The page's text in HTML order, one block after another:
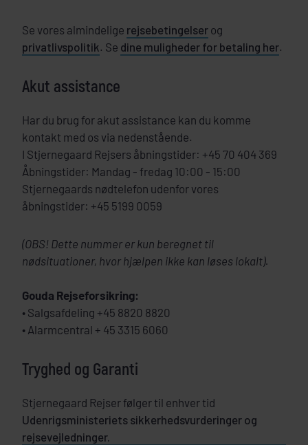
Se vores almindelige rejsebetingelser og
privatlivspolitik. Se dine muligheder for betaling her.
Akut assistance
Har du brug for akut assistance kan du komme
kontakt med os via nedenstående.
I Stjernegaard Rejsers åbningstider: +45 70 404 369
Åbningstider: Mandag - fredag 10:00 - 15:00
Stjernegaards nødtelefon udenfor vores
åbningstider: +45 5199 0059
(OBS! Dette nummer er kun beregnet til
nødsituationer, hvor hjælpen ikke kan løses lokalt).
Gouda Rejseforsikring:
• Salgsafdeling +45 8820 8820
• Alarmcentral + 45 3315 6060
Tryghed og Garanti
Stjernegaard Rejser følger til enhver tid
Udenrigsministeriets sikkerhedsvurderinger og
rejsevejledninger.